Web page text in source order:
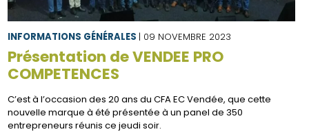
INFORMATIONS GÉNÉRALES | 09 NOVEMBRE 2023
Présentation de VENDEE PRO
COMPETENCES
C’est à l’occasion des 20 ans du CFA EC Vendée, que cette
nouvelle marque à été présentée à un panel de 350
entrepreneurs réunis ce jeudi soir.